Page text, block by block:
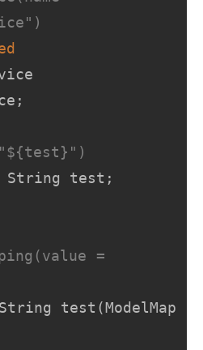
String test;
=
test (ModelMap